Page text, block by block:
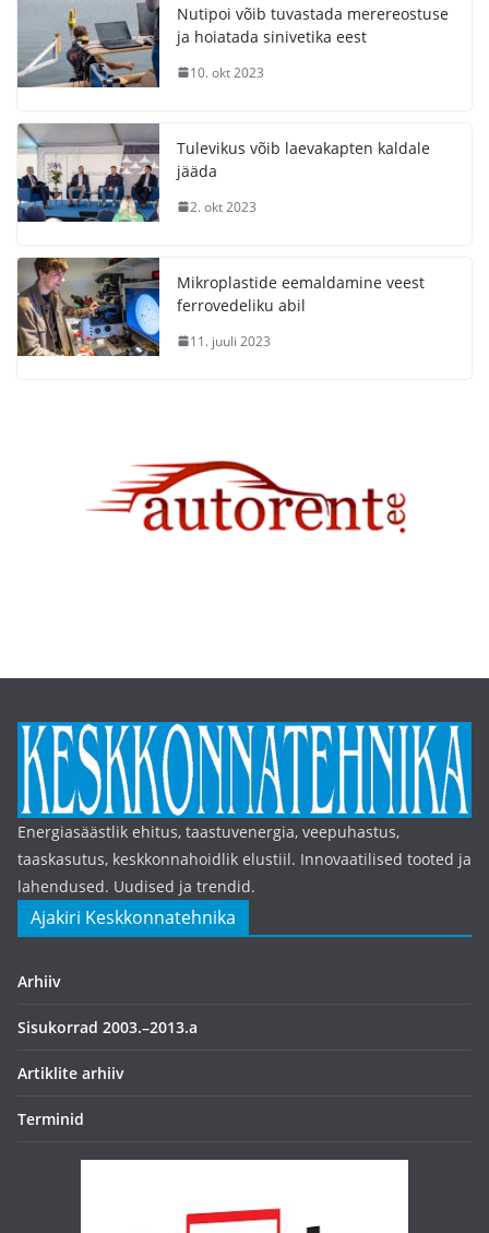
Nutipoi võib tuvastada merereostuse
ja hoiatada sinivetika eest
10. okt 2023
Tulevikus võib laevakapten kaldale
jääda
2. okt 2023
Mikroplastide eemaldamine veest
ferrovedeliku abil
11. juuli 2023
Energiasäästlik ehitus, taastuvenergia, veepuhastus,
taaskasutus, keskkonnahoidlik elustiil. Innovaatilised tooted ja
lahendused. Uudised ja trendid.
Ajakiri Keskkonnatehnika
Arhiiv
Sisukorrad 2003.–2013.a
Artiklite arhiiv
Terminid